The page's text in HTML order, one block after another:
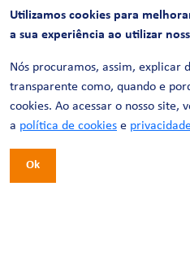
CERTIFICAÇÕES
Utilizamos cookies para
a sua experiência ao utilizar
Nós procuramos, assim, explicar
transparente como, quando e
cookies. Ao acessar o nosso site,
a política de cookies e
Ok